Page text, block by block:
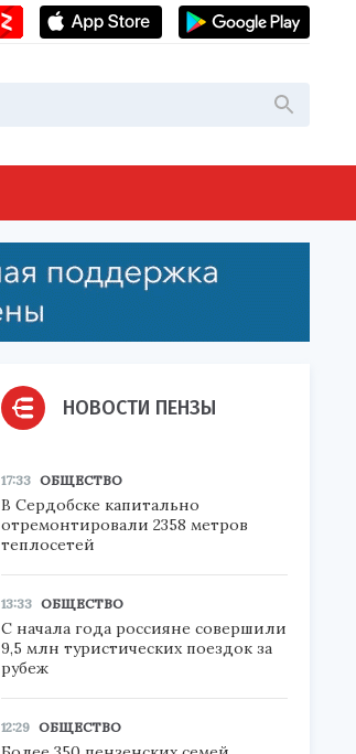
НОВОСТИ ПЕНЗЫ
17:33 ОБЩЕСТВО
В Сердобске капитально
отремонтировали 2358 метров
теплосетей
13:33 ОБЩЕСТВО
С начала года россияне совершили
9,5 млн туристических поездок за
рубеж
12:29 ОБЩЕСТВО